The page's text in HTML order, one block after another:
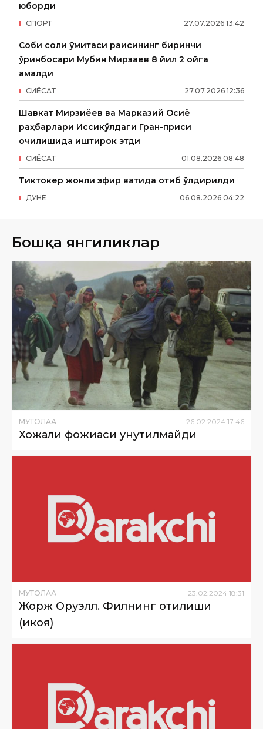
юборди
27.07.2026 13:42
СПОРТ
Собиқ солиқ қўмитаси раисининг биринчи
ўринбосари Мубин Мирзаев 8 йил 2 ойга
қамалди
27.07.2026 12:36
СИËСАТ
Шавкат Мирзиёев ва Марказий Осиё
раҳбарлари Иссиқкўлдаги Гран-приси
очилишида иштирок этди
01.08.2026 08:48
СИËСАТ
Тиктокер жонли эфир вақтида отиб ўлдирилди
06.08.2026 04:22
ДУНË
Бошқа янгиликлар
МУТОЛАА 26 02 2024 17:46
Хожали фожиаси унутилмайди
МУТОЛАА 23.02.2024 18:31
Жорж Оруэлл. Филнинг отилиши
(ҳикоя)